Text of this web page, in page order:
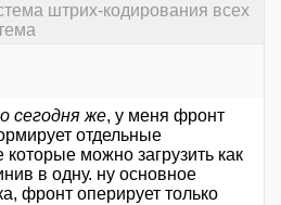
штрих-кодирования всех
сегодня же, у меня фронт
отдельные
можно загрузить как
в одну. ну основное
фронт оперирует только